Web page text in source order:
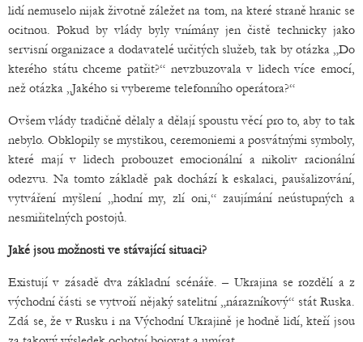
lidí nemuselo nijak životně záležet na tom, na které straně hranic se
ocitnou. Pokud by vlády byly vnímány jen čistě technicky jako
servisní organizace a dodavatelé určitých služeb, tak by otázka „Do
kterého státu chceme patřit?“ nevzbuzovala v lidech více emocí,
než otázka „Jakého si vybereme telefonního operátora?“
Ovšem vlády tradičně dělaly a dělají spoustu věcí pro to, aby to tak
nebylo. Obklopily se mystikou, ceremoniemi a posvátnými symboly,
které mají v lidech probouzet emocionální a nikoliv racionální
odezvu. Na tomto základě pak dochází k eskalaci, paušalizování,
vytváření myšlení „hodní my, zlí oni,“ zaujímání neústupných a
nesmiřitelných postojů.
Jaké jsou možnosti ve stávající situaci?
Existují v zásadě dva základní scénáře. – Ukrajina se rozdělí a z
východní části se vytvoří nějaký satelitní „nárazníkový“ stát Ruska.
Zdá se, že v Rusku i na Východní Ukrajině je hodně lidí, kteří jsou